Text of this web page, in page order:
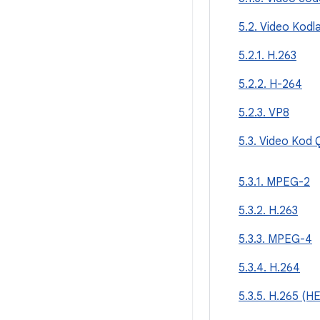
5.2. Video
5.2.1. H.263
5.2.2. H-264
5.2.3. VP8
5.3. Video Kod
5.3.1. MPEG-2
5.3.2. H.263
5.3.3. MPEG-4
5.3.4. H.264
5.3.5. H.265